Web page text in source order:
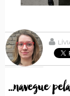
...navegue